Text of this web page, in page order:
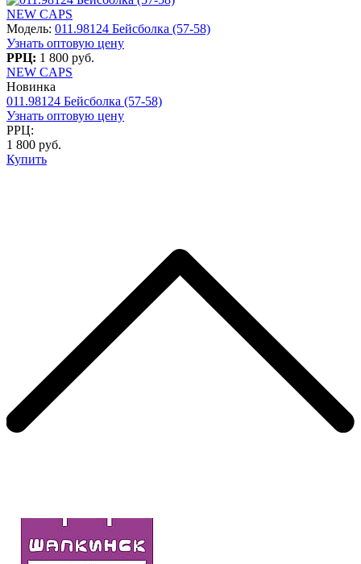
NEW CAPS
Модель: 011.98124 Бейсболка (57-58)
Узнать оптовую цену
РРЦ: 1 800 руб.
NEW CAPS
Новинка
011.98124 Бейсболка (57-58)
Узнать оптовую цену
РРЦ:
1 800 руб.
Купить